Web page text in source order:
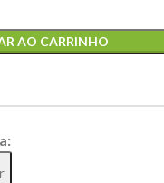
AO CARRINHO